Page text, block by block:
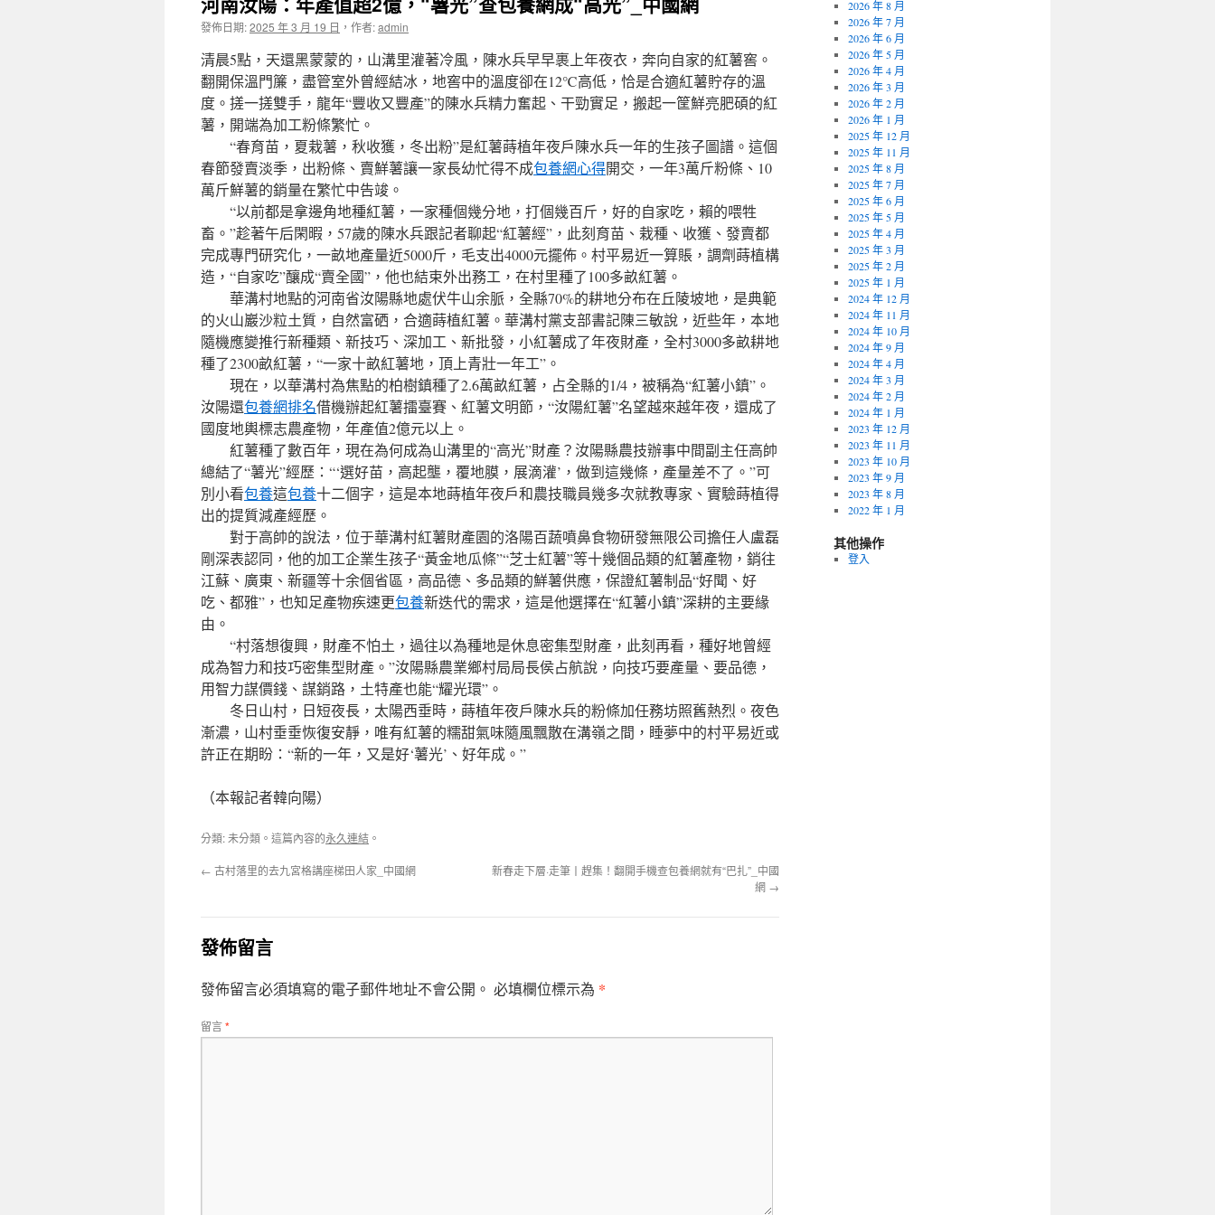
發佈日期:2025 年 3 月 19 日 ， 作者:admin
清晨5點，天還黑蒙蒙的，山溝里灌著冷風，陳水兵早早裹上年夜衣，奔向自家的紅薯窖。
翻開保溫門簾，盡管室外曾經結冰，地窖中的溫度卻在12℃高低，恰是合適紅薯貯存的溫
度。搓一搓雙手，龍年“豐收又豐產”的陳水兵精力奮起、干勁實足，搬起一筐鮮亮肥碩的紅
薯，開端為加工粉條繁忙。
“春育苗，夏栽薯，秋收獲，冬出粉”是紅薯蒔植年夜戶陳水兵一年的生孩子圖譜。這個
春節發賣淡季，出粉條、賣鮮薯讓一家長幼忙得不成包養網心得開交，一年3萬斤粉條、10
萬斤鮮薯的銷量在繁忙中告竣。
“以前都是拿邊角地種紅薯，一家種個幾分地，打個幾百斤，好的自家吃，賴的喂牲
畜。”趁著午后閑暇，57歲的陳水兵跟記者聊起“紅薯經”，此刻育苗、栽種、收獲、發賣都
完成專門研究化，一畝地產量近5000斤，毛支出4000元擺佈。村平易近一算賬，調劑蒔植構
造，“自家吃”釀成“賣全國”，他也結束外出務工，在村里種了100多畝紅薯。
華溝村地點的河南省汝陽縣地處伏牛山余脈，全縣70%的耕地分布在丘陵坡地，是典範
的火山巖沙粒土質，自然富硒，合適蒔植紅薯。華溝村黨支部書記陳三敏說，近些年，本地
隨機應變推行新種類、新技巧、深加工、新批發，小紅薯成了年夜財產，全村3000多畝耕地
種了2300畝紅薯，“一家十畝紅薯地，頂上青壯一年工”。
現在，以華溝村為焦點的柏樹鎮種了2.6萬畝紅薯，占全縣的1/4，被稱為“紅薯小鎮”。
汝陽還包養網排名借機辦起紅薯擂臺賽、紅薯文明節，“汝陽紅薯”名望越來越年夜，還成了
國度地輿標志農產物，年產值2億元以上。
紅薯種了數百年，現在為何成為山溝里的“高光”財產？汝陽縣農技辦事中間副主任高帥
總結了“薯光”經歷：“‘選好苗，高起壟，覆地膜，展滴灌’，做到這幾條，產量差不了。”可
別小看包養這包養十二個字，這是本地蒔植年夜戶和農技職員幾多次就教專家、實驗蒔植得
出的提質減產經歷。
對于高帥的說法，位于華溝村紅薯財產園的洛陽百蔬噴鼻食物研發無限公司擔任人盧磊
剛深表認同，他的加工企業生孩子“黃金地瓜條”“芝士紅薯”等十幾個品類的紅薯產物，銷往
江蘇、廣東、新疆等十余個省區，高品德、多品類的鮮薯供應，保證紅薯制品“好聞、好
吃、都雅”，也知足產物疾速更包養新迭代的需求，這是他選擇在“紅薯小鎮”深耕的主要緣
由。
“村落想復興，財產不怕土，過往以為種地是休息密集型財產，此刻再看，種好地曾經
成為智力和技巧密集型財產。”汝陽縣農業鄉村局局長侯占航說，向技巧要產量、要品德，
用智力謀價錢、謀銷路，土特產也能“耀光環”。
冬日山村，日短夜長，太陽西垂時，蒔植年夜戶陳水兵的粉條加任務坊照舊熱烈。夜色
漸濃，山村垂垂恢復安靜，唯有紅薯的糯甜氣味隨風飄散在溝嶺之間，睡夢中的村平易近或
許正在期盼：“新的一年，又是好‘薯光’、好年成。”
（本報記者韓向陽）
分類: 未分類。這篇內容的永久連結 。
← 古村落里的去九宮格講座梯田人家_中國網
新春走下層·走筆丨趕集！翻開手機查包養網就有“巴扎”_中國
網 →
發佈留言
發佈留言必須填寫的電子郵件地址不會公開。 必填欄位標示為 *
留言*
2026 年 8 月
2026 年 7 月
2026 年 6 月
2026 年 5 月
2026 年 4 月
2026 年 3 月
2026 年 2 月
2026 年 1 月
2025 年 12 月
2025 年 11 月
2025 年 8 月
2025 年 7 月
2025 年 6 月
2025 年 5 月
2025 年 4 月
2025 年 3 月
2025 年 2 月
2025 年 1 月
2024 年 12 月
2024 年 11 月
2024 年 10 月
2024 年 9 月
2024 年 4 月
2024 年 3 月
2024 年 2 月
2024 年 1 月
2023 年 12 月
2023 年 11 月
2023 年 10 月
2023 年 9 月
2023 年 8 月
2022 年 1 月
其他操作
登入